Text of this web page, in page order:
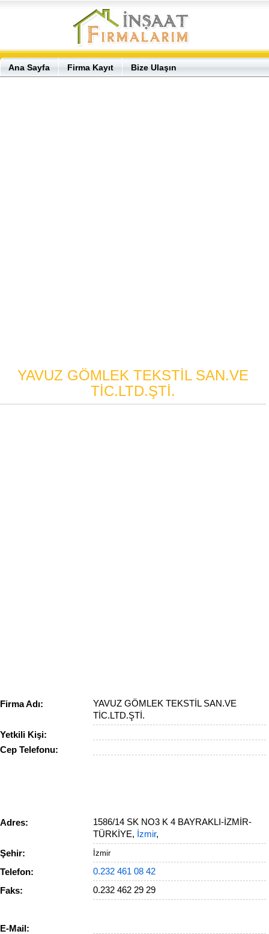
Ana Sayfa Firma Kayıt Bize Ulaşın
YAVUZ GÖMLEK TEKSTİL SAN.VE
TİC.LTD.ŞTİ.
Firma Adı:
YAVUZ GÖMLEK TEKSTİL SAN.VE
TİC.LTD.ŞTİ.
Yetkili Kişi:
Cep Telefonu:
Adres:
1586/14 SK NO3 K 4 BAYRAKLI-İZMİR-
TÜRKİYE, İzmir,
Şehir:
İzmir
Telefon:
0.232 461 08 42
Faks:
0.232 462 29 29
E-Mail: